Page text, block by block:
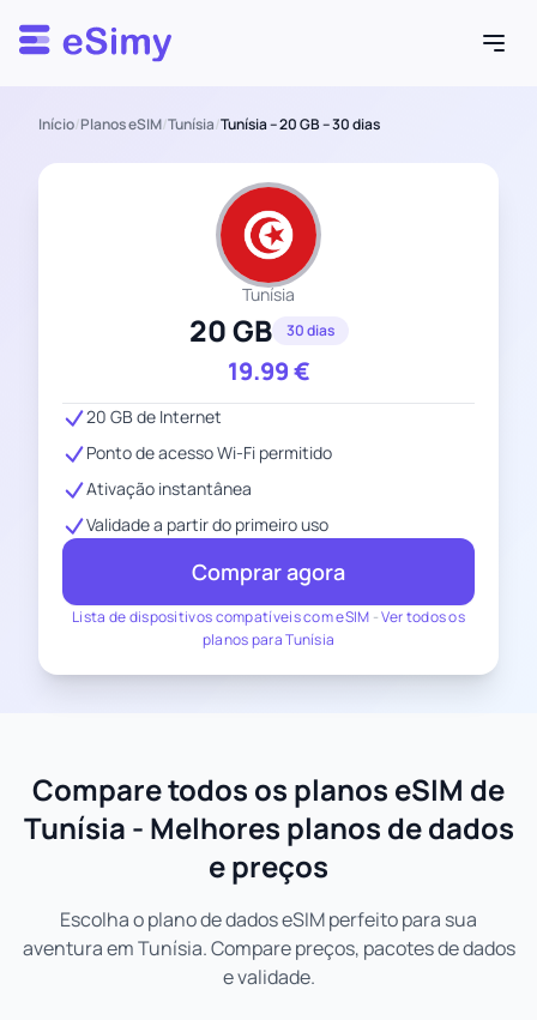
Esimy
Início/Planos eSIM/Tunísia/Tunísia – 20 GB – 30 dias
Tunísia
20 GB 30 dias
19.99€
Lista de dispositivos compatíveis com eSIM -Ver todos os
planos para Tunísia
20 GB de Internet
Ponto de acesso Wi-Fi permitido
Ativação instantânea
Validade a partir do primeiro uso
Comprar agora
Compare todos os planos eSIM de
Tunísia - Melhores planos de dados
e preços
Escolha o plano de dados eSIM perfeito para sua
aventura em Tunísia. Compare preços, pacotes de dados
e validade.